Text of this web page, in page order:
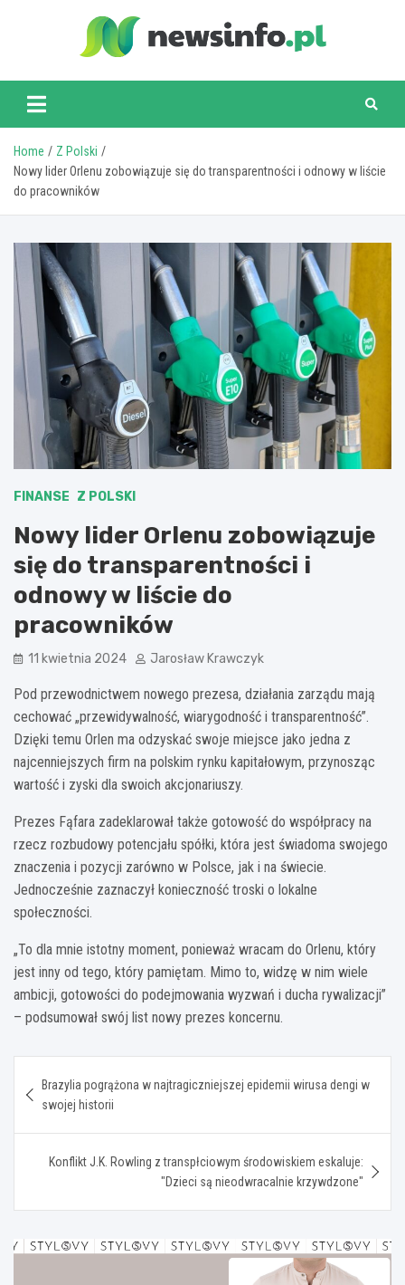
newsinfo.pl
Home
Z Polski
Nowy lider Orlenu zobowiązuje się do transparentności i odnowy w liście
do pracowników
FINANSE Z POLSKI
Nowy lider Orlenu zobowiązuje
się do transparentności i
odnowy w liście do
pracowników
11 kwietnia 2024 Jarosław Krawczyk
Pod przewodnictwem nowego prezesa, działania zarządu mają
cechować „przewidywalność, wiarygodność i transparentność”.
Dzięki temu Orlen ma odzyskać swoje miejsce jako jedna z
najcenniejszych firm na polskim rynku kapitałowym, przynosząc
wartość i zyski dla swoich akcjonariuszy.
Prezes Fąfara zadeklarował także gotowość do współpracy na
rzecz rozbudowy potencjału spółki, która jest świadoma swojego
znaczenia i pozycji zarówno w Polsce, jak i na świecie.
Jednocześnie zaznaczył konieczność troski o lokalne
społeczności.
„To dla mnie istotny moment, ponieważ wracam do Orlenu, który
jest inny od tego, który pamiętam. Mimo to, widzę w nim wiele
ambicji, gotowości do podejmowania wyzwań i ducha rywalizacji”
– podsumował swój list nowy prezes koncernu.
wpisu
Brazylia pogrążona w najtragiczniejszej epidemii wirusa dengi w
swojej historii
Konflikt J.K. Rowling z transpłciowym środowiskiem eskaluje:
"Dzieci są nieodwracalnie krzywdzone"